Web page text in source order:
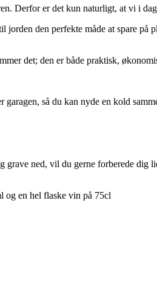
Derfor er det kun naturligt, at vi i
den perfekte måde at spare
det; den er både praktisk,
så du kan nyde en kold
ned, vil du gerne forberede dig
og en hel flaske vin på 75cl